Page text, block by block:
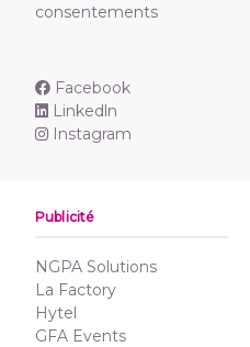
consentements
Facebook
Linkedln
Instagram
Publicité
NGPA Solutions
La Factory
Hytel
GFA Events